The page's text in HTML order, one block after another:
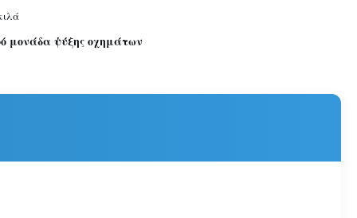
μονάδα ψύξης οχημάτων